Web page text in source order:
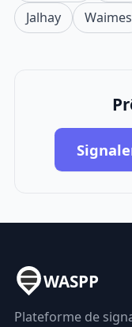
Jalhay
Waimes
WASPP
Plateforme de